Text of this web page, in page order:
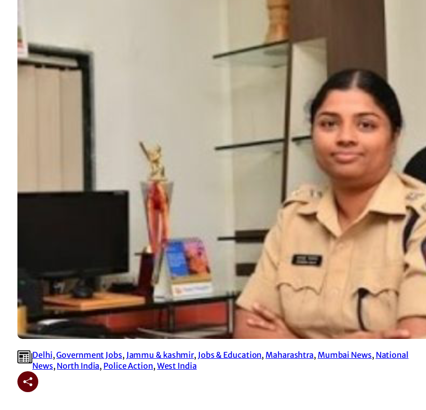
Delhi, Government Jobs, Jammu & kashmir, Jobs & Education, Maharashtra, Mumbai News, National
News, North India, Police Action, West India